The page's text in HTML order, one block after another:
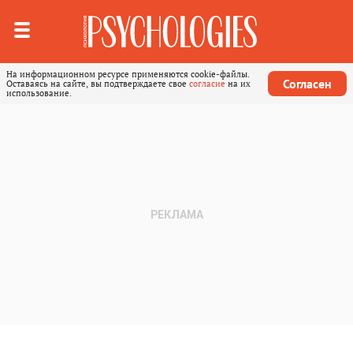
На информационном ресурсе применяются cookie-файлы.
Оставаясь на сайте, вы подтверждаете свое согласие на их
использование.
Согласен